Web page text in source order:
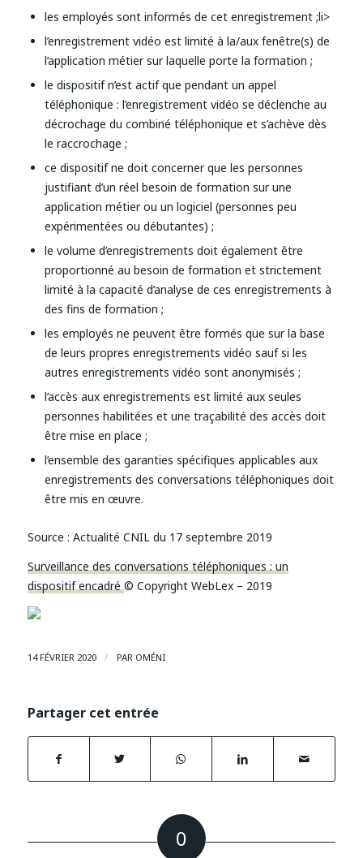
les employés sont informés de cet enregistrement ;li>
l’enregistrement vidéo est limité à la/aux fenêtre(s) de
l’application métier sur laquelle porte la formation ;
le dispositif n’est actif que pendant un appel
téléphonique : l’enregistrement vidéo se déclenche au
décrochage du combiné téléphonique et s’achève dès
le raccrochage ;
ce dispositif ne doit concerner que les personnes
justifiant d’un réel besoin de formation sur une
application métier ou un logiciel (personnes peu
expérimentées ou débutantes) ;
le volume d’enregistrements doit également être
proportionné au besoin de formation et strictement
limité à la capacité d’analyse de ces enregistrements à
des fins de formation ;
les employés ne peuvent être formés que sur la base
de leurs propres enregistrements vidéo sauf si les
autres enregistrements vidéo sont anonymisés ;
l’accès aux enregistrements est limité aux seules
personnes habilitées et une traçabilité des accès doit
être mise en place ;
l’ensemble des garanties spécifiques applicables aux
enregistrements des conversations téléphoniques doit
être mis en œuvre.
Source : Actualité CNIL du 17 septembre 2019
Surveillance des conversations téléphoniques : un
dispositif encadré © Copyright WebLex – 2019
14 FÉVRIER 2020 / PAR OMÉNI
Partager cet entrée
0